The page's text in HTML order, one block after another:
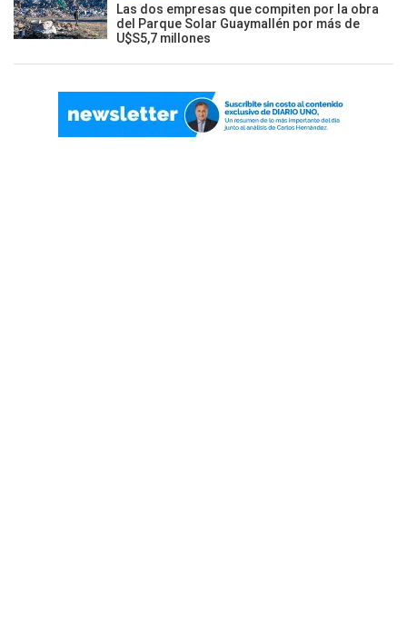
Las dos empresas que compiten por la obra
del Parque Solar Guaymallén por más de
U$S5,7 millones